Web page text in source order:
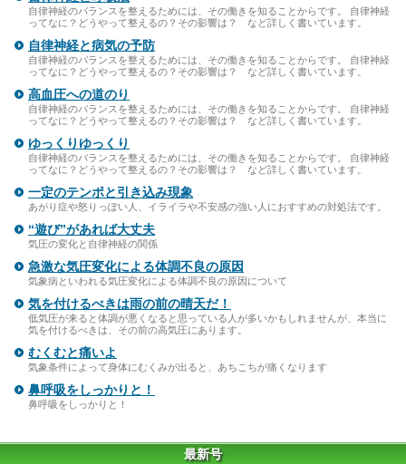
自律神経のバランスを整えるためには、その働きを知ることからです。 自律神経
ってなに？どうやって整えるの？その影響は？ など詳しく書いています。
自律神経と病気の予防
自律神経のバランスを整えるためには、その働きを知ることからです。 自律神経
ってなに？どうやって整えるの？その影響は？ など詳しく書いています。
高血圧への道のり
自律神経のバランスを整えるためには、その働きを知ることからです。 自律神経
ってなに？どうやって整えるの？その影響は？ など詳しく書いています。
ゆっくりゆっくり
自律神経のバランスを整えるためには、その働きを知ることからです。 自律神経
ってなに？どうやって整えるの？その影響は？ など詳しく書いています。
一定のテンポと引き込み現象
あがり症や怒りっぽい人、イライラや不安感の強い人におすすめの対処法です。
“遊び”があれば大丈夫
気圧の変化と自律神経の関係
急激な気圧変化による体調不良の原因
気象病といわれる気圧変化による体調不良の原因について
気を付けるべきは雨の前の晴天だ！
低気圧が来ると体調が悪くなると思っている人が多いかもしれませんが、本当に
気を付けるべきは、その前の高気圧にあります。
むくむと痛いよ
気象条件によって身体にむくみが出ると、あちこちが痛くなります
鼻呼吸をしっかりと！
鼻呼吸をしっかりと！
最新号